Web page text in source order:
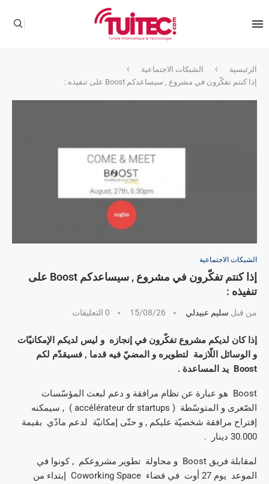
الرئيسية
الشبكات الاجتماعية
إذا كنتم تفكّرون في مشروع , سيساعدكم Boost على تنفيذه :
الشبكات الاجتماعية
إذا كنتم تفكّرون في مشروع , سيساعدكم Boost على
تنفيذه :
من قبل سليم عبيدلي 15/08/26 0 التعليقات
إذا كان لديكم مشروع تفكّرون في إنجازه و ليس لديكم الإمكانيّات
و الوسائل اللّازمة لتطويره و المضيّ فيه قدما , فسيقدّم لكم
Boost يد المساعدة .
Boost هو عبارة عن نظام مرافقة و دعم لبعث المؤسّسات
الصّغرى و المتوسّطة ( accélérateur dr startups ) , سيمكنه
إقتراح مرافقة شخصيّة عليكم , و حتّى إمكانيّة لدعم مادّي بقيمة
30.000 دينار .
لمقابلة فريق Boost و محاولة تطوير مشروعكم , كونوا في
الموعد يوم 27 أوت في فضاء Coworking Space إبتداء من